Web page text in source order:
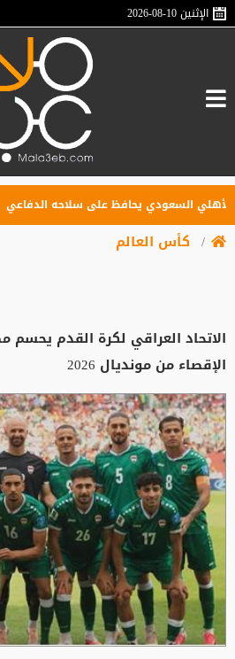
الإثنين2026-08-10
السعودي يحافظ على سلاحه الدفاعي
كأس العالم
الاتحاد العراقي لكرة القدم يحسم
الإقصاء من مونديال 2026